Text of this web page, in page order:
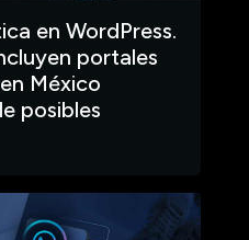
en WordPress.
portales
México
posibles